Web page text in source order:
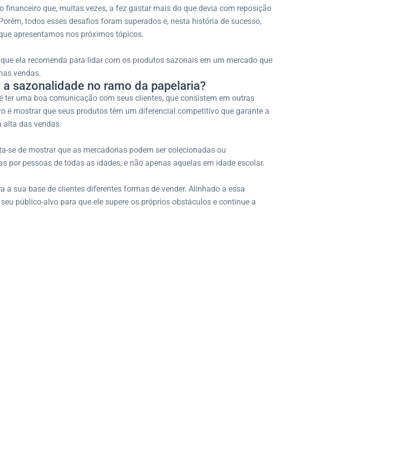
financeiro que, muitas vezes, a fez gastar mais do que devia com reposição
todos esses desafios foram superados e, nesta história de sucesso,
apresentamos nos próximos tópicos.
ela recomenda para lidar com os produtos sazonais em um mercado que
vendas.
sazonalidade no ramo da papelaria?
ter uma boa comunicação com seus clientes, que consistem em outras
é mostrar que seus produtos têm um diferencial competitivo que garante a
alta das vendas.
se de mostrar que as mercadorias podem ser colecionadas ou
por pessoas de todas as idades, e não apenas aquelas em idade escolar.
a sua base de clientes diferentes formas de vender. Alinhado a essa
público-alvo para que ele supere os próprios obstáculos e continue a